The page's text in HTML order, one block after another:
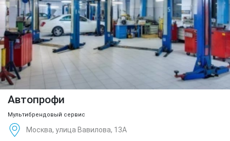
Автопрофи
Мультибрендовый сервис
Москва, улица Вавилова, 13А